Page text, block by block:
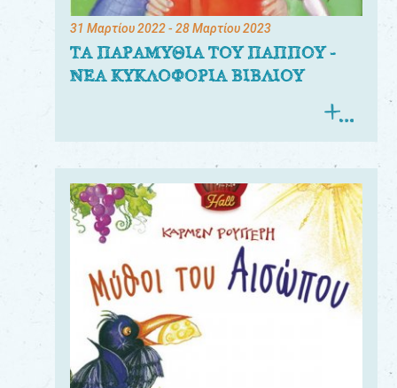
31 Μαρτίου 2022- 28 Μαρτίου 2023
ΤΑ ΠΑΡΑΜΥΘΙΑ ΤΟΥ ΠΑΠΠΟΥ -
ΝΕΑ ΚΥΚΛΟΦΟΡΙΑ ΒΙΒΛΙΟΥ